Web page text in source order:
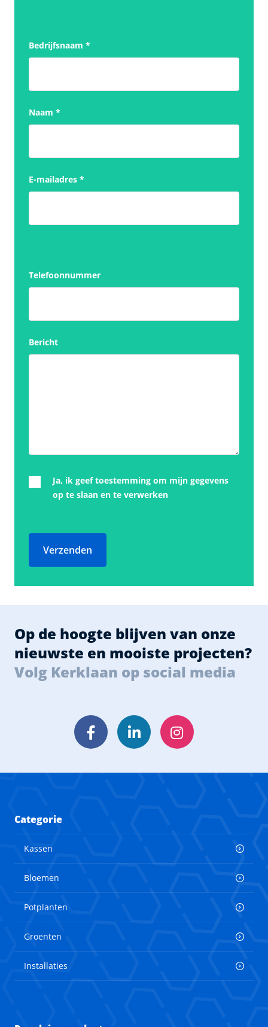
Bedrijfsnaam *
Naam *
E-mailadres *
Telefoonnummer
Bericht
Ja, ik geef toestemming om mijn gegevens
op te slaan en te verwerken
Verzenden
Op de hoogte blijven van onze
nieuwste en mooiste projecten?
Volg Kerklaan op social media
FacebookLinkedInInstagram
Categorie
Kassen
Bloemen
Potplanten
Groenten
Installaties